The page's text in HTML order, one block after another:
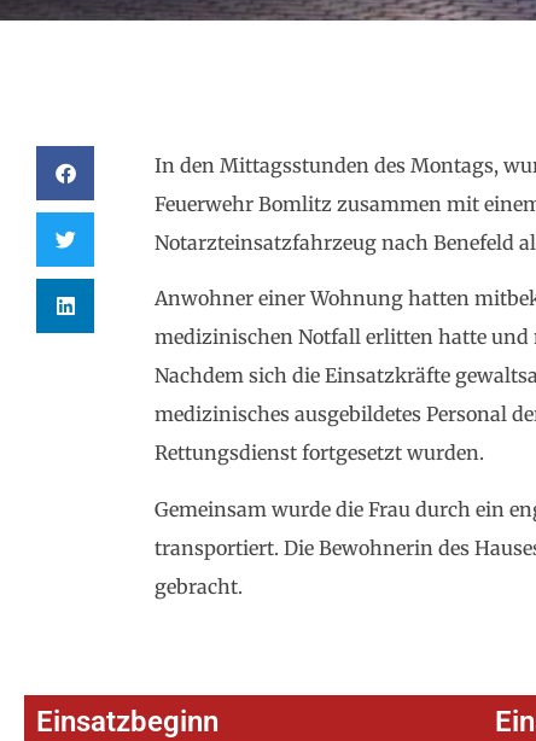
In den Mittagsstunden des Montags,
Feuerwehr Bomlitz zusammen mit
Notarzteinsatzfahrzeug nach Benefeld
Anwohner einer Wohnung hatten
medizinischen Notfall erlitten hatte
Nachdem sich die Einsatzkräfte
medizinisches ausgebildetes Personal
Rettungsdienst fortgesetzt wurden.
Gemeinsam wurde die Frau durch ein
transportiert. Die Bewohnerin des
gebracht.
Einsatzbeginn